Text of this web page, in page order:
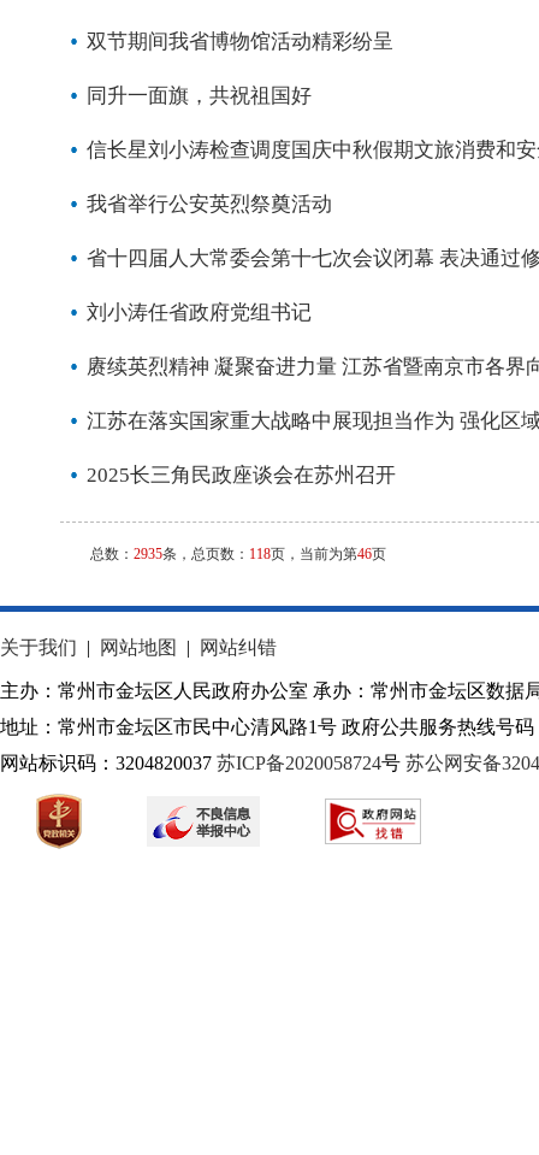
双节期间我省博物馆活动精彩纷呈
同升一面旗，共祝祖国好
信长星刘小涛检查调度国庆中秋假期文旅消费和
我省举行公安英烈祭奠活动
省十四届人大常委会第十七次会议闭幕 表决通过
刘小涛任省政府党组书记
赓续英烈精神 凝聚奋进力量 江苏省暨南京市各界
江苏在落实国家重大战略中展现担当作为 强化区
2025长三角民政座谈会在苏州召开
总数： 2935条，总页数： 118页，当前为第46页
关于我们 | 网站地图 | 网站纠错
主办：常州市金坛区人民政府办公室 承办：常州市金坛区数据
地址：常州市金坛区市民中心清风路1号 政府公共服务热线号码
网站标识码：3204820037 苏ICP备2020058724号 苏公网安备